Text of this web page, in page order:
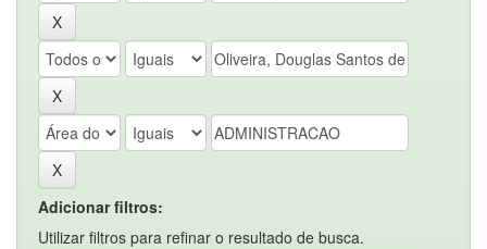
Adicionar filtros:
Utilizar filtros para refinar o resultado de busca.